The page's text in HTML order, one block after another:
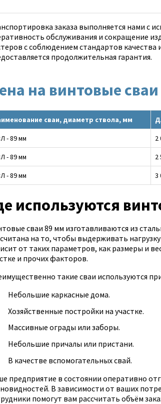
заказа выполняется нами с
обслуживания и сокращение
с соблюдением стандартов качества
продолжительная гарантия.
на винтовые
сваи, диаметр ствола, мм
- 89 мм 2
- 89 мм 2
- 89 мм 3
используются
сваи 89 мм изготавливаются из
на то, чтобы выдерживать
от таких параметров, как размеры и
и прочих факторов.
такие сваи используются
Небольшие каркасные дома.
Хозяйственные постройки на участке.
Массивные ограды или заборы.
Небольшие причалы или пристани.
В качестве вспомогательных свай.
предприятие в состоянии оперативно
В зависимости от ваших
помогут вам рассчитать объём